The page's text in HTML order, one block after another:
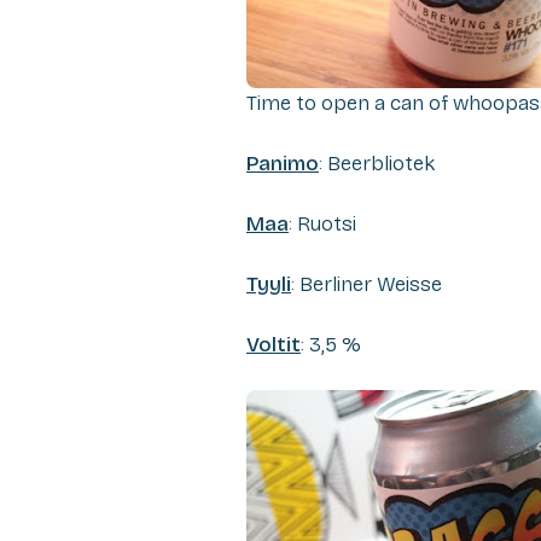
Time to open a can of
Panimo: Beerbliotek
Maa: Ruotsi
Tyyli: Berliner Weisse
Voltit: 3,5 %